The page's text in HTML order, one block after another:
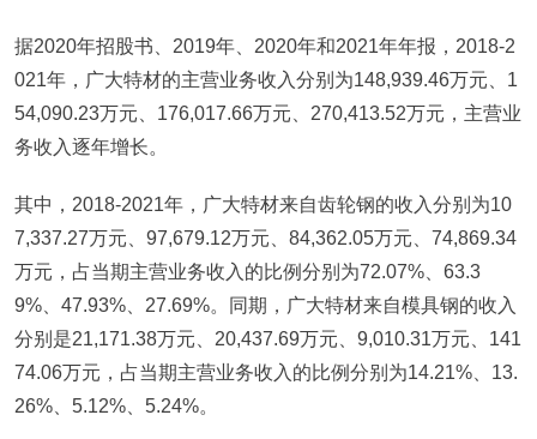
据2020年招股书、2019年、2020年和2021年年报，2018-2
021年，广大特材的主营业务收入分别为148,939.46万元、1
54,090.23万元、176,017.66万元、270,413.52万元，主营业
务收入逐年增长。
其中，2018-2021年，广大特材来自齿轮钢的收入分别为10
7,337.27万元、97,679.12万元、84,362.05万元、74,869.34
万元，占当期主营业务收入的比例分别为72.07%、63.3
9%、47.93%、27.69%。同期，广大特材来自模具钢的收入
分别是21,171.38万元、20,437.69万元、9,010.31万元、141
74.06万元，占当期主营业务收入的比例分别为14.21%、13.
26%、5.12%、5.24%。